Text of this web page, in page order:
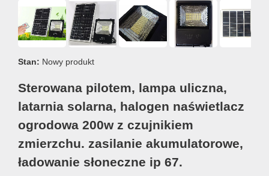
Stan: Nowy produkt
Sterowana pilotem, lampa uliczna,
latarnia solarna, halogen naświetlacz
ogrodowa 200w z czujnikiem
zmierzchu. zasilanie akumulatorowe,
ładowanie słoneczne ip 67.